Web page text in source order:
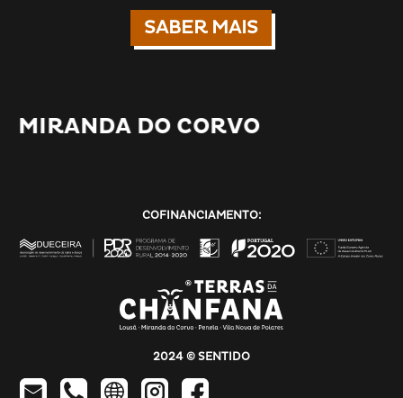
SABER MAIS
DO CORVO
COFINANCIAMENTO:
2024 © SENTIDO